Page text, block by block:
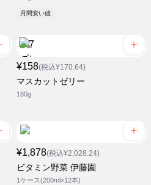
月間安い値
¥158(税込¥170.64)
マスカットゼリー
180g
¥1,878(税込¥2,028.24)
ビタミン野菜 伊藤園
1ケース(200ml×12本)